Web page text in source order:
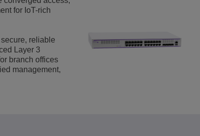
Everything as a Service (XaaS)
Espace de travail hybride
Mission-Critical Communications
for IoT-rich
reliable
Layer 3
branch offices
management,